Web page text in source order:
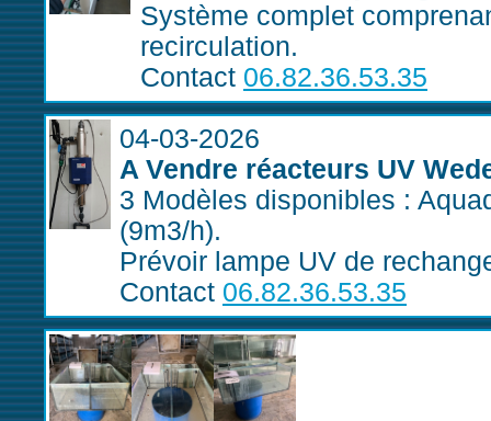
Système complet
recirculation.
Contact 06.82.36.53.35
04-03-2026
A Vendre réacteurs UV
3 Modèles disponibles :
(9m3/h).
Prévoir lampe UV de
Contact 06.82.36.53.35